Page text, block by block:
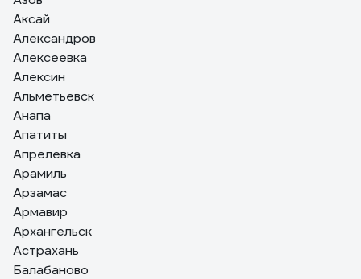
Аксай
Александров
Алексеевка
Алексин
Альметьевск
Анапа
Апатиты
Апрелевка
Арамиль
Арзамас
Армавир
Архангельск
Астрахань
Балабаново